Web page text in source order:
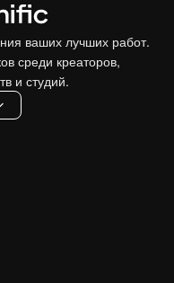
ваших лучших работ.
среди креаторов,
и студий.